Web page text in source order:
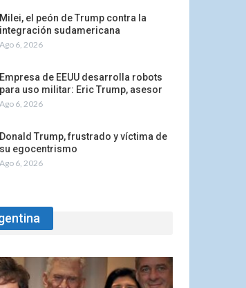
Milei, el peón de Trump contra la
integración sudamericana
Ago 6, 2026
Empresa de EEUU desarrolla robots
para uso militar: Eric Trump, asesor
Ago 6, 2026
Donald Trump, frustrado y víctima de
su egocentrismo
Ago 6, 2026